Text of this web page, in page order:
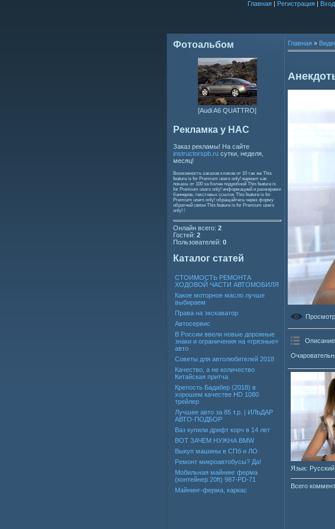
Главная| Регистрация| Вход
Фотоальбом
[Audi A6 QUATTRO]
Рекламка у НАС
Заказ рекламы! На сайте
instructorspb.ru сутки, неделя,
месяц!
Возможность заказов кликов от 10 так же This
feature is for Premium users only! вариант как
показы от 100 за более подробной This feature is
for Premium users only! информацией и размерами
баннеров, текстовых ссылок This feature is for
Premium users only! обращайтесь через форму
обратной связи This feature is for Premium users
only! !
Онлайн всего: 2
Гостей: 2
Пользователей: 0
Каталог статей
СТОИМОСТЬ РЕМОНТА
ХОДОВОЙ ЧАСТИ АВТОМОБИЛЯ
Какое моторное масло лучше
выбираем
Права на экскаватор
Автосервис
В России ввели новые дорожные
знаки и ограничения на «грязные»
авто
Советы для автолюбителей 2018
Качество, а не количество
Китайская притча
Крепость Бадабер (2018) в
хорошем качестве HD 1080
трейлер
Лучшее авто за 85 т.р. | ИЛЬДАР
АВТО-ПОДБОР
Ваз купили дрифт корч в 14 лет
ВОТ ЗАЧЕМ НУЖНА BMW
Выкуп машины в СПб и ЛО
Ремонт микроавтобусы? Да!
Мобильная майнинг ферма
(контейнер 20ft) 987-PD-71
Майнинг-ферма, каркас
Главная »
Язык: Русский
Всего